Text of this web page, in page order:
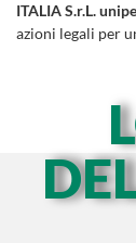
ITALIA S.r.L.
azioni legali per